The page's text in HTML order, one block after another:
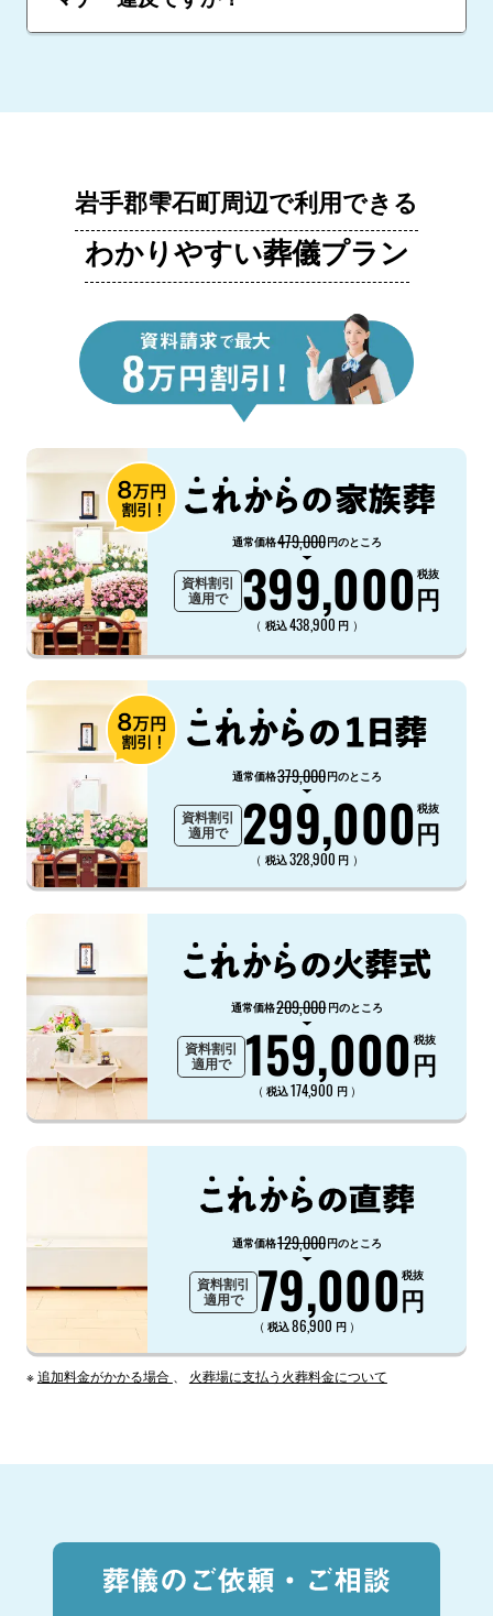
岩手郡雫石町周辺で利用できる
わかりやすい葬儀プラン
通常価格479,000円のところ
資料割引
適用で
399,000円
税抜
（ 税込438,900 円 ）
通常価格379,000円のところ
資料割引
適用で
299,000円
税抜
（ 税込328,900 円 ）
通常価格209,000円のところ
資料割引
適用で
159,000円
税抜
（ 税込174,900 円 ）
通常価格129,000円のところ
資料割引
適用で
79,000円
税抜
（ 税込86,900 円 ）
※追加料金がかかる場合 火葬場に支払う火葬料金について